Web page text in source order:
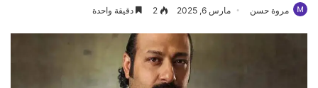
مروة حسن مارس 6, 2025 2 دقيقة واحدة